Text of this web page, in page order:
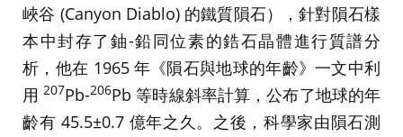
峽谷 (Canyon Diablo) 的鐵質隕石），針對隕石樣
本中封存了鈾-鉛同位素的鋯石晶體進行質譜分
析，他在 1965 年《隕石與地球的年齡》一文中利
用207Pb-206Pb 等時線斜率計算，公布了地球的年
齡有 45.5±0.7 億年之久。之後，科學家由隕石測